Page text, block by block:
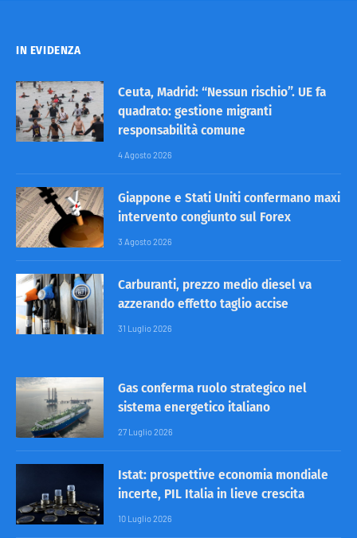
IN EVIDENZA
Ceuta, Madrid: “Nessun rischio”. UE fa
quadrato: gestione migranti
responsabilità comune
4 Agosto 2026
Giappone e Stati Uniti confermano maxi
intervento congiunto sul Forex
3 Agosto 2026
Carburanti, prezzo medio diesel va
azzerando effetto taglio accise
31 Luglio 2026
Gas conferma ruolo strategico nel
sistema energetico italiano
27 Luglio 2026
Istat: prospettive economia mondiale
incerte, PIL Italia in lieve crescita
10 Luglio 2026